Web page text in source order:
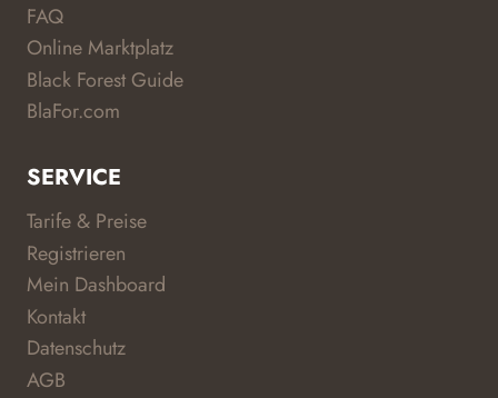
FAQ
Online Marktplatz
Black Forest Guide
BlaFor.com
SERVICE
Tarife & Preise
Registrieren
Mein Dashboard
Kontakt
Datenschutz
AGB